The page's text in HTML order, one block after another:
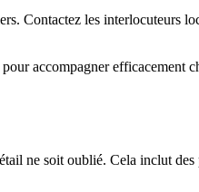
Contactez les interlocuteurs
accompagner efficacement
ne soit oublié. Cela inclut